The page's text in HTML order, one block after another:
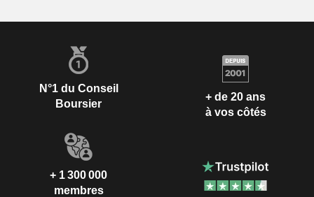
N°1 du Conseil
Boursier
+ de 20 ans
à vos côtés
+ 1 300 000
membres